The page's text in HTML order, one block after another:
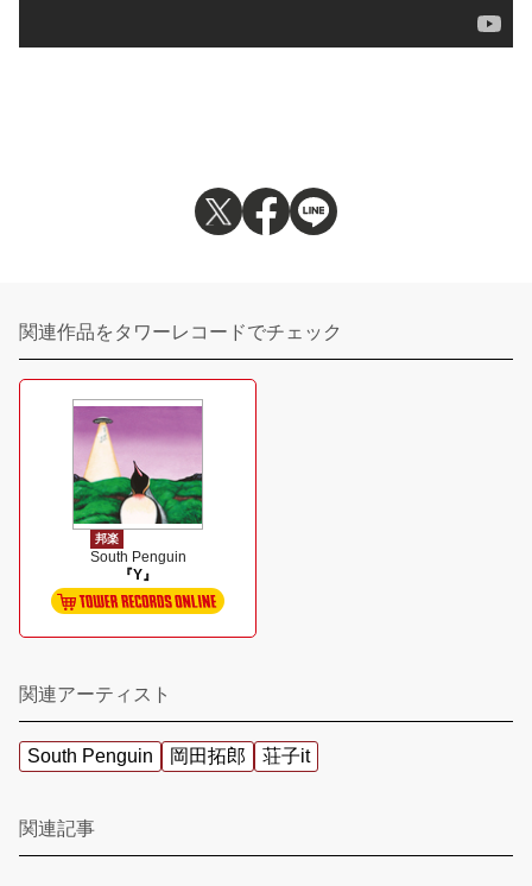
関連作品をタワーレコードでチェック
邦楽
South Penguin
『Y』
関連アーティスト
South Penguin 岡田拓郎 荘子it
関連記事